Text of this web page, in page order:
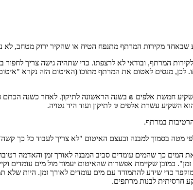
שבאחד מקירות המרתף מתנפח הטיח או שהקיר ירוק מטחב, לא
המרתף, ובודאי לא לרצפתו. כדי שתהיה גישה צריך לחפור
לכן, מנסים לאטום את המרתף מתוכו (האיטום הזה נקרא
חמשת אלפים ₪ בשנה הראשונה לתיקון. לאחר כשנה הכתם
עשרת אלפים ₪ לתיקון ועוד היד נטויה.
במרתף.
מטה בסמוך למבנה ובעצם האיטום "לא צריך לעבוד כל כך
כך שהמים עומדים סביב המבנה לאורך זמן והאדמה
כמובן שקיימת אפשרות שהאיטום יעמוד מול מים עומדים
כדי שידע להתמודד עם מים עומדים לאורך זמן. היות
חרסיתית לבנות מרתפים.